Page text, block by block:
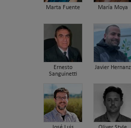
Marta Fuente María Moya
Ernesto
Sanguinetti
Javier Hernanz